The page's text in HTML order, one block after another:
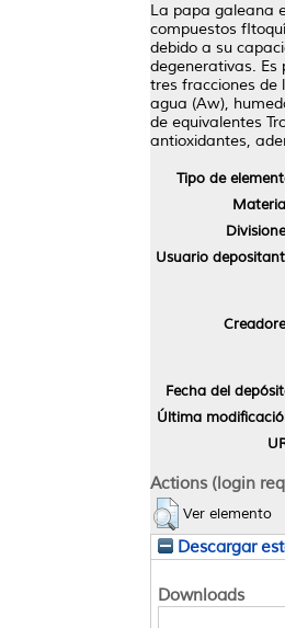
La papa galeana
compuestos
debido a su
degenerativas.
tres fracciones de
agua (Aw),
de equivalentes
antioxidantes,
Tipo de
Usuario
Fecha del
Última
Actions (login
Ver elemento
Descargar
Downloads